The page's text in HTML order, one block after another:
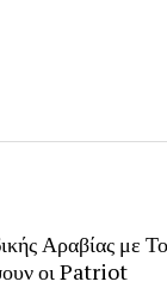
Αραβίας με
οι Patriot